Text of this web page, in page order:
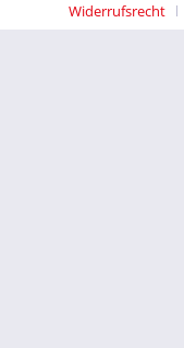
Widerrufsrecht